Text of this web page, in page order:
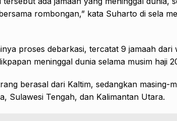
rombongan,” kata Suharto di sela
proses debarkasi, tercatat 9 jamaah dari
meninggal dunia selama musim haji
berasal dari Kaltim, sedangkan masing-
Sulawesi Tengah, dan Kalimantan Utara.